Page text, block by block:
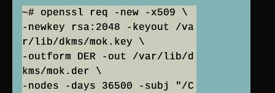
~# openssl req -new -x509 \
-newkey rsa:2048 -keyout /va
r/lib/dkms/mok.key \
-outform DER -out /var/lib/d
kms/mok.der \
-nodes -days 36500 -subj "/C